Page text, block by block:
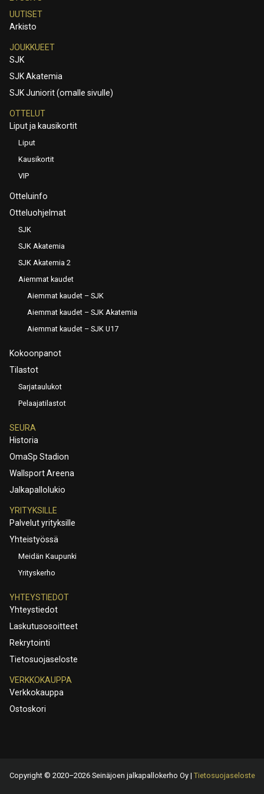
UUTISET
Arkisto
JOUKKUEET
SJK
SJK Akatemia
SJK Juniorit (omalle sivulle)
OTTELUT
Liput ja kausikortit
Liput
Kausikortit
VIP
Otteluinfo
Otteluohjelmat
SJK
SJK Akatemia
SJK Akatemia 2
Aiemmat kaudet
Aiemmat kaudet – SJK
Aiemmat kaudet – SJK Akatemia
Aiemmat kaudet – SJK U17
Kokoonpanot
Tilastot
Sarjataulukot
Pelaajatilastot
SEURA
Historia
OmaSp Stadion
Wallsport Areena
Jalkapallolukio
YRITYKSILLE
Palvelut yrityksille
Yhteistyössä
Meidän Kaupunki
Yrityskerho
YHTEYSTIEDOT
Yhteystiedot
Laskutusosoitteet
Rekrytointi
Tietosuojaseloste
VERKKOKAUPPA
Verkkokauppa
Ostoskori
Copyright © 2020–2026 Seinäjoen jalkapallokerho Oy | Tietosuojaseloste